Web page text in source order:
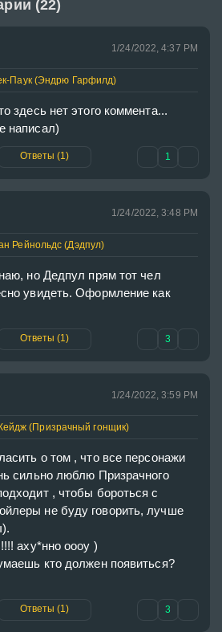
(22)
1/24/2022, 3:48 PM
Рейнольдс (Дэдпул)
но Дедпул прям тот чел
увидеть. Оформление как
Ответы (1) 3
1/24/2022, 3:59 PM
(Призрачный гонщик)
о том , что все персонажи
сильно люблю Призрачного
, чтобы бороться с
не буду говорить, лучше
аху*нно оооу )
кто должен появиться?
Ответы (1) 3
1/24/2022, 4:37 PM
Паук (Эндрю Гарфилд)
здесь нет этого коммента...
написал)
Ответы (1) 1